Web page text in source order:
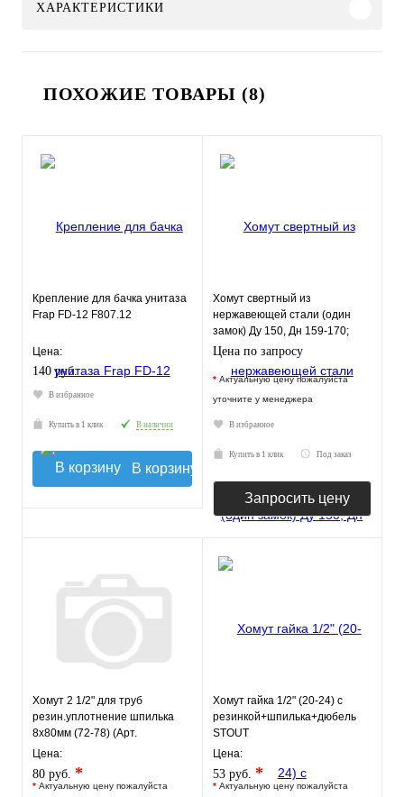
ХАРАКТЕРИСТИКИ
ПОХОЖИЕ ТОВАРЫ (8)
Крепление для бачка унитаза
Frap FD-12 F807.12
Цена:
140 руб.
В избранное
Купить в 1 клик В наличии
В корзину
Хомут свертный из
нержавеющей стали (один
замок) Ду 150, Дн 159-170;
шир. 250 арт. 18304
Цена по запросу
* Актуальную цену пожалуйста
уточните у менеджера
В избранное
Купить в 1 клик Под заказ
Запросить цену
Хомут 2 1/2" для труб
резин.уплотнение шпилька
8х80мм (72-78) (Арт.
8000050256)
Цена:
80 руб. *
* Актуальную цену пожалуйста
Хомут гайка 1/2" (20-24) с
резинкой+шпилька+дюбель
STOUT
Цена:
53 руб. *
* Актуальную цену пожалуйста